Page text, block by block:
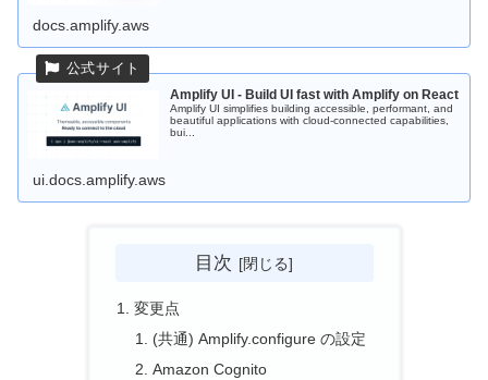
docs.amplify.aws
Amplify UI - Build UI fast with Amplify on React
Amplify UI simplifies building accessible, performant, and
beautiful applications with cloud-connected capabilities,
bui...
ui.docs.amplify.aws
目次
変更点
(共通) Amplify.configure の設定
Amazon Cognito